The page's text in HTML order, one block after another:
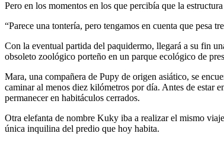
Pero en los momentos en los que percibía que la
“Parece una tontería, pero tengamos en cuenta que pesa
Con la eventual partida del paquidermo, llegará a su fin
obsoleto zoológico porteño en un parque ecológico de
Mara, una compañera de Pupy de origen asiático, se
caminar al menos diez kilómetros por día. Antes de estar
permanecer en habitáculos cerrados.
Otra elefanta de nombre Kuky iba a realizar el mismo
única inquilina del predio que hoy habita.